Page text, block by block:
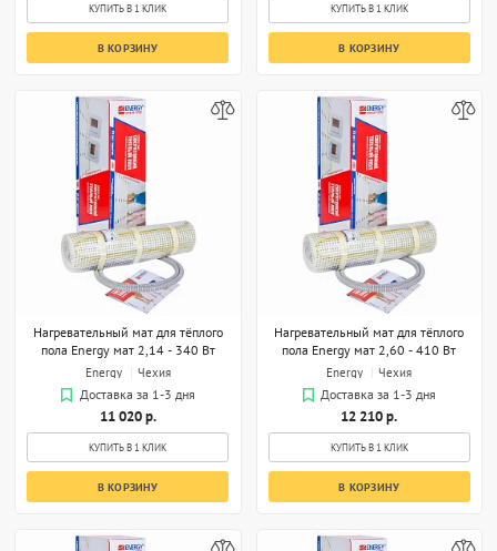
КУПИТЬ В 1 КЛИК
В КОРЗИНУ
КУПИТЬ В 1 КЛИК
В КОРЗИНУ
Нагревательный мат для тёплого
пола Energy мат 2,14 - 340 Вт
Energy
Чехия
Доставка за 1-3 дня
11 020 р.
КУПИТЬ В 1 КЛИК
В КОРЗИНУ
Нагревательный мат для тёплого
пола Energy мат 2,60 - 410 Вт
Energy
Чехия
Доставка за 1-3 дня
12 210 р.
КУПИТЬ В 1 КЛИК
В КОРЗИНУ